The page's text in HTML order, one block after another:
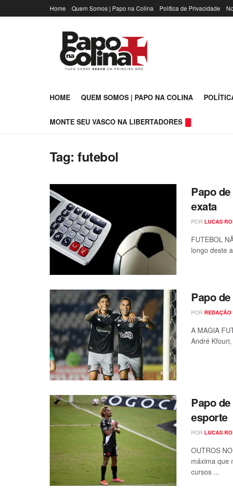
Home Quem Somos | Papo na Colina Política de Privacidade
HOME QUEM SOMOS | PAPO NA COLINA
MONTE SEU VASCO NA LIBERTADORES
Tag:futebol
Papo
exata
POR LUCAS
FUTEBOL
longo deste
Papo
POR REDAÇÃO
A MAGIA
André
Papo
esporte
POR LUCAS
OUTROS
máxima que
cursos ...